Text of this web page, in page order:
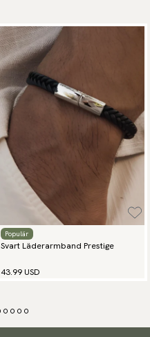
Populär
Svart Läderarmband Prestige
43.99 USD